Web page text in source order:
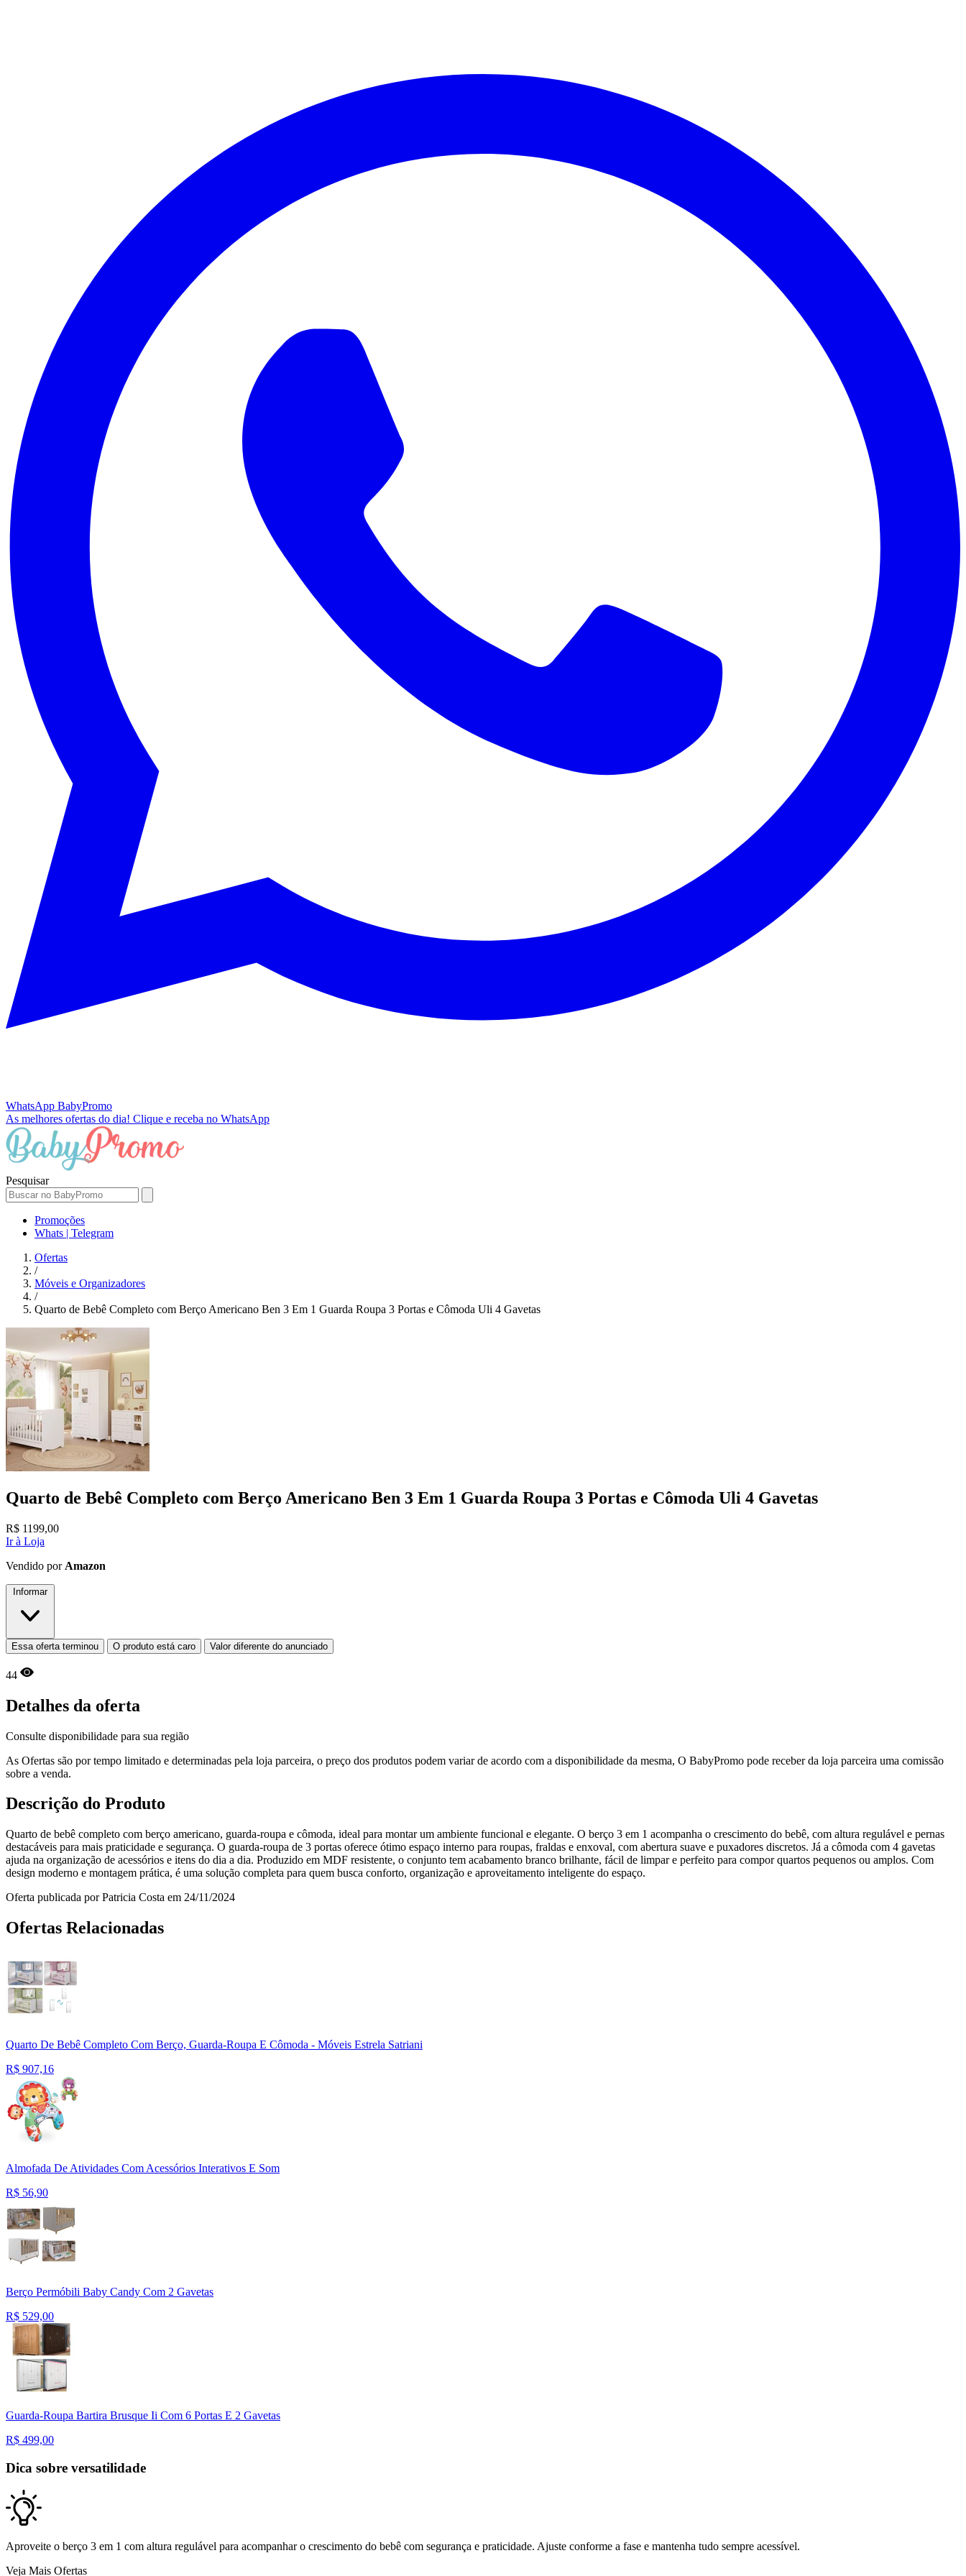
WhatsApp BabyPromo
As melhores ofertas do dia! Clique e receba no WhatsApp
Pesquisar
Promoções
Whats | Telegram
Ofertas
/
Móveis e Organizadores
/
Quarto de Bebê Completo com Berço Americano Ben 3 Em 1 Guarda Roupa 3 Portas e Cômoda Uli 4 Gavetas
Quarto de Bebê Completo com Berço Americano Ben 3 Em 1 Guarda Roupa 3 Portas e Cômoda Uli 4 Gavetas
R$ 1199,00
Ir à Loja
Vendido por Amazon
Informar
Essa oferta terminou O produto está caro Valor diferente do anunciado
44
Detalhes da oferta
Consulte disponibilidade para sua região
As Ofertas são por tempo limitado e determinadas pela loja parceira, o preço dos produtos podem variar de acordo com a disponibilidade da mesma, O BabyPromo pode receber da loja parceira uma comissão
sobre a venda.
Descrição do Produto
Quarto de bebê completo com berço americano, guarda-roupa e cômoda, ideal para montar um ambiente funcional e elegante. O berço 3 em 1 acompanha o crescimento do bebê, com altura regulável e pernas
destacáveis para mais praticidade e segurança. O guarda-roupa de 3 portas oferece ótimo espaço interno para roupas, fraldas e enxoval, com abertura suave e puxadores discretos. Já a cômoda com 4 gavetas
ajuda na organização de acessórios e itens do dia a dia. Produzido em MDF resistente, o conjunto tem acabamento branco brilhante, fácil de limpar e perfeito para compor quartos pequenos ou amplos. Com
design moderno e montagem prática, é uma solução completa para quem busca conforto, organização e aproveitamento inteligente do espaço.
Oferta publicada por Patricia Costa em 24/11/2024
Ofertas Relacionadas
Quarto De Bebê Completo Com Berço, Guarda-Roupa E Cômoda - Móveis Estrela Satriani
R$ 907,16
Almofada De Atividades Com Acessórios Interativos E Som
R$ 56,90
Berço Permóbili Baby Candy Com 2 Gavetas
R$ 529,00
Guarda-Roupa Bartira Brusque Ii Com 6 Portas E 2 Gavetas
R$ 499,00
Dica sobre versatilidade
Aproveite o berço 3 em 1 com altura regulável para acompanhar o crescimento do bebê com segurança e praticidade. Ajuste conforme a fase e mantenha tudo sempre acessível.
Veja Mais Ofertas